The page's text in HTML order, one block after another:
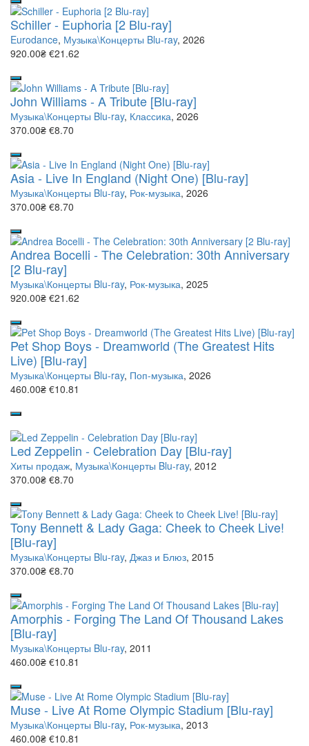
Schiller - Euphoria [2 Blu-ray]
Eurodance, Музыка\Концерты Blu-ray, 2026
920.00₴ €21.62
John Williams - A Tribute [Blu-ray]
Музыка\Концерты Blu-ray, Классика, 2026
370.00₴ €8.70
Asia - Live In England (Night One) [Blu-ray]
Музыка\Концерты Blu-ray, Рок-музыка, 2026
370.00₴ €8.70
Andrea Bocelli - The Celebration: 30th Anniversary
[2 Blu-ray]
Музыка\Концерты Blu-ray, Рок-музыка, 2025
920.00₴ €21.62
Pet Shop Boys - Dreamworld (The Greatest Hits
Live) [Blu-ray]
Музыка\Концерты Blu-ray, Поп-музыка, 2026
460.00₴ €10.81
Led Zeppelin - Celebration Day [Blu-ray]
Хиты продаж, Музыка\Концерты Blu-ray, 2012
370.00₴ €8.70
Tony Bennett & Lady Gaga: Cheek to Cheek Live!
[Blu-ray]
Музыка\Концерты Blu-ray, Джаз и Блюз, 2015
370.00₴ €8.70
Amorphis - Forging The Land Of Thousand Lakes
[Blu-ray]
Музыка\Концерты Blu-ray, 2011
460.00₴ €10.81
Muse - Live At Rome Olympic Stadium [Blu-ray]
Музыка\Концерты Blu-ray, Рок-музыка, 2013
460.00₴ €10.81